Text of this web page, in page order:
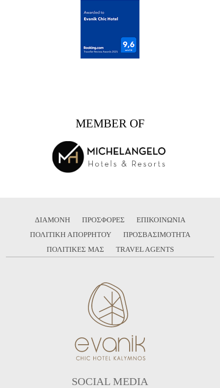
MEMBER OF
ΔΙΑΜΟΝΗ ΠΡΟΣΦΟΡΕΣ
ΕΠΙΚΟΙΝΩΝΙΑ
ΠΟΛΙΤΙΚΗ ΑΠΟΡΡΗΤΟΥ
ΠΡΟΣΒΑΣΙΜΟΤΗΤΑ
ΠΟΛΙΤΙΚΕΣ ΜΑΣ
TRAVEL AGENTS
SOCIAL MEDIA